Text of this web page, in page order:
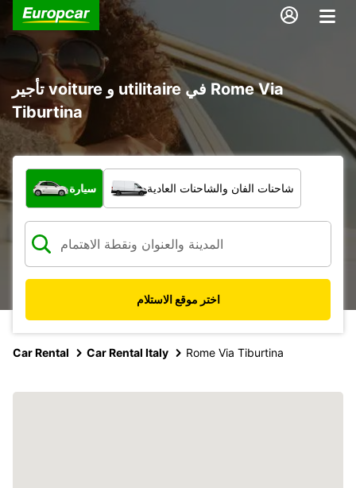
تأجير voiture و utilitaire في Rome Via
Tiburtina
ما نوع المركبة؟
سيارة شاحنات الفان والشاحنات العادية
اختر موقع الاستلام
Car Rental Car Rental Italy Rome Via Tiburtina